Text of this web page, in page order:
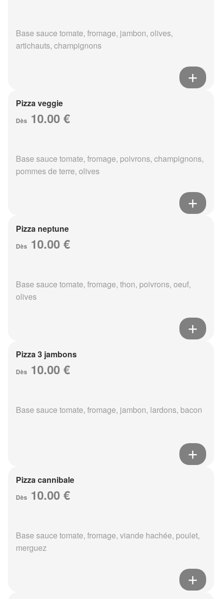
Base sauce tomate, fromage, jambon, olives,
artichauts, champignons
Pizza veggie
Dès 10.00 €
Base sauce tomate, fromage, poivrons, champignons,
pommes de terre, olives
Pizza neptune
Dès 10.00 €
Base sauce tomate, fromage, thon, poivrons, oeuf,
olives
Pizza 3 jambons
Dès 10.00 €
Base sauce tomate, fromage, jambon, lardons, bacon
Pizza cannibale
Dès 10.00 €
Base sauce tomate, fromage, viande hachée, poulet,
merguez